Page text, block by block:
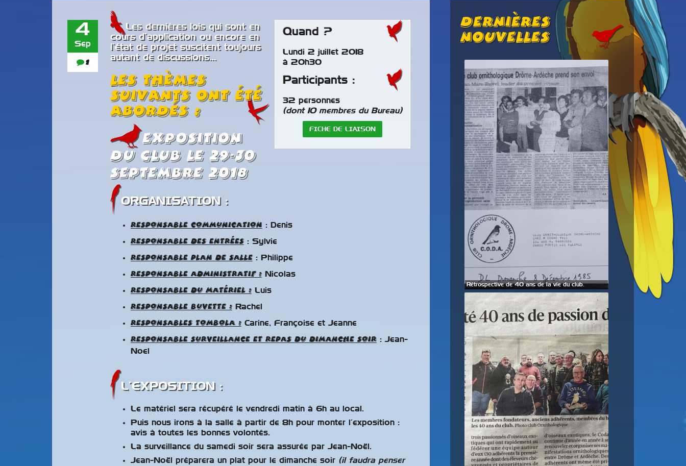
4
Sep
1
Quand ?
Lundi 2 juillet 2018
à 20h30
Participants :
32 personnes
(dont 10 membres du Bureau)
FICHE DE LIAISON
Les dernières lois qui sont en
cours d’application ou encore en
l’état de projet suscitent toujours
autant de discussions…
Les thèmes
suivants ont été
abordés :
Exposition
du club le 29-30
septembre 2018
ORGANISATION :
Responsable communication : Denis
Responsable des entrées: Sylvie
Responsable plan de salle: Philippe
Responsable administratif :Nicolas
Responsable du matériel :Luis
Responsable buvette :Rachel
Responsables tombola :Carine, Françoise et Jeanne
Responsable surveillance et repas du dimanche soir: Jean-
Noel
L’EXPOSITION :
Le matériel sera récupéré le vendredi matin à 6h au local.
Puis nous irons à la salle à partir de 8h pour monter l’exposition :
avis à toutes les bonnes volontés.
La surveillance du samedi soir sera assurée par Jean-Noël.
Jean-Noël préparera un plat pour le dimanche soir (il faudra penser
Dernières
Nouvelles
Rétrospective de 40 ans de la vie du club.